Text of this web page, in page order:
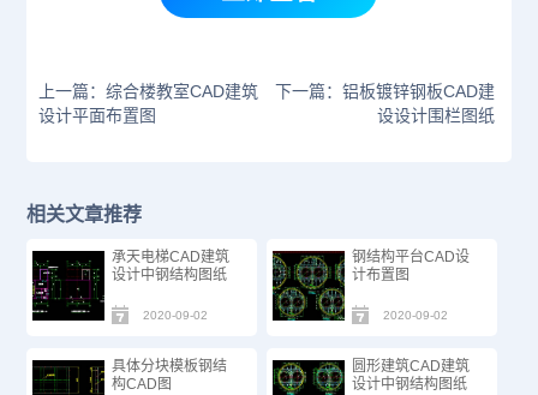
上一篇：综合楼教室CAD建筑
设计平面布置图
下一篇：铝板镀锌钢板CAD建
设设计围栏图纸
相关文章推荐
承天电梯CAD建筑
设计中钢结构图纸
2020-09-02
钢结构平台CAD设
计布置图
2020-09-02
具体分块模板钢结
构CAD图
圆形建筑CAD建筑
设计中钢结构图纸